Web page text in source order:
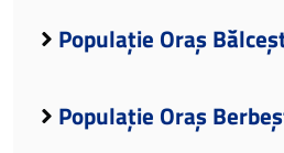
Populație Oraș
Populație Oraș